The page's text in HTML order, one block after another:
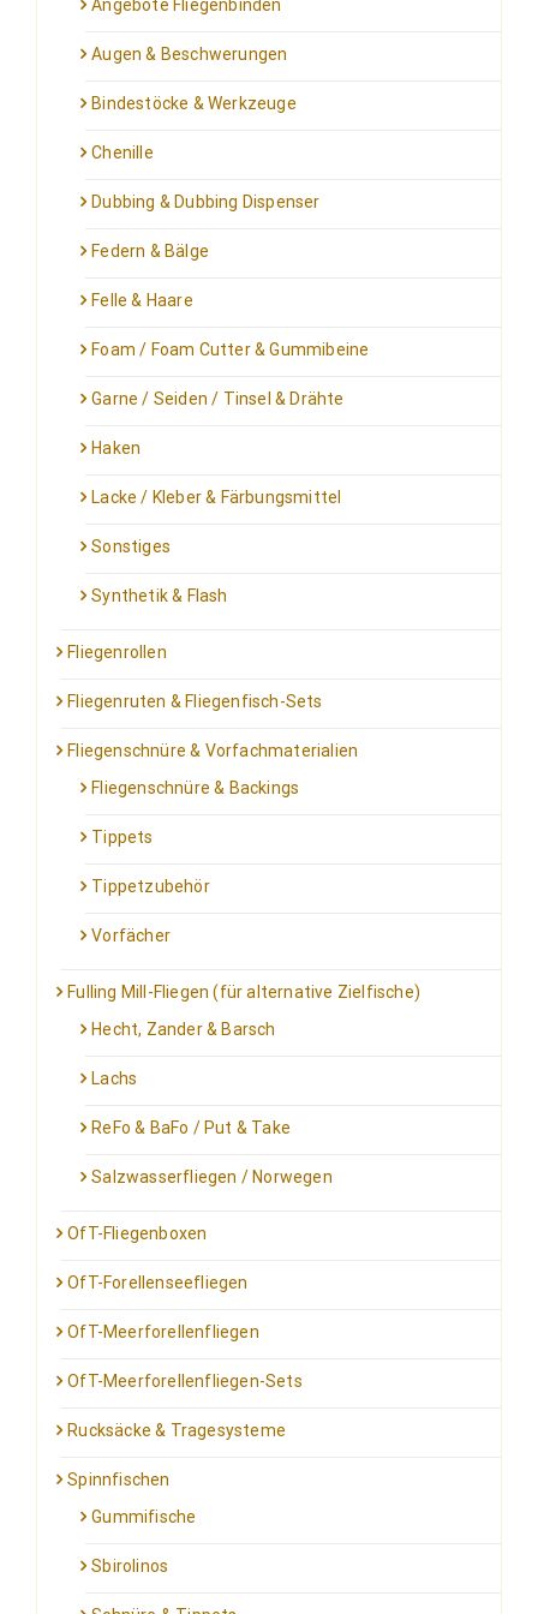
Angebote Fliegenbinden
Augen & Beschwerungen
Bindestöcke & Werkzeuge
Chenille
Dubbing & Dubbing Dispenser
Federn & Bälge
Felle & Haare
Foam / Foam Cutter & Gummibeine
Garne / Seiden / Tinsel & Drähte
Haken
Lacke / Kleber & Färbungsmittel
Sonstiges
Synthetik & Flash
Fliegenrollen
Fliegenruten & Fliegenfisch-Sets
Fliegenschnüre & Vorfachmaterialien
Fliegenschnüre & Backings
Tippets
Tippetzubehör
Vorfächer
Fulling Mill-Fliegen (für alternative Zielfische)
Hecht, Zander & Barsch
Lachs
ReFo & BaFo / Put & Take
Salzwasserfliegen / Norwegen
OfT-Fliegenboxen
OfT-Forellenseefliegen
OfT-Meerforellenfliegen
OfT-Meerforellenfliegen-Sets
Rucksäcke & Tragesysteme
Spinnfischen
Gummifische
Sbirolinos